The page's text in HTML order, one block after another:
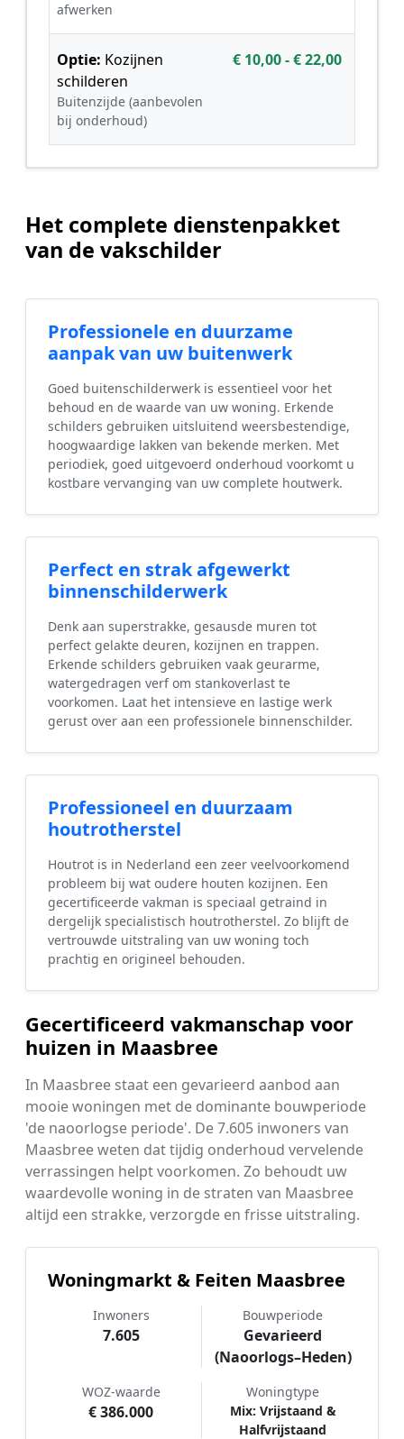
afwerken
Optie: Kozijnen
schilderen
Buitenzijde (aanbevolen
bij onderhoud)
€ 10,00 - € 22,00
Het complete dienstenpakket
van de vakschilder
Professionele en duurzame
aanpak van uw buitenwerk
Goed buitenschilderwerk is essentieel voor het
behoud en de waarde van uw woning. Erkende
schilders gebruiken uitsluitend weersbestendige,
hoogwaardige lakken van bekende merken. Met
periodiek, goed uitgevoerd onderhoud voorkomt u
kostbare vervanging van uw complete houtwerk.
Perfect en strak afgewerkt
binnenschilderwerk
Denk aan superstrakke, gesausde muren tot
perfect gelakte deuren, kozijnen en trappen.
Erkende schilders gebruiken vaak geurarme,
watergedragen verf om stankoverlast te
voorkomen. Laat het intensieve en lastige werk
gerust over aan een professionele binnenschilder.
Professioneel en duurzaam
houtrotherstel
Houtrot is in Nederland een zeer veelvoorkomend
probleem bij wat oudere houten kozijnen. Een
gecertificeerde vakman is speciaal getraind in
dergelijk specialistisch houtrotherstel. Zo blijft de
vertrouwde uitstraling van uw woning toch
prachtig en origineel behouden.
Gecertificeerd vakmanschap voor
huizen in Maasbree
In Maasbree staat een gevarieerd aanbod aan
mooie woningen met de dominante bouwperiode
'de naoorlogse periode'. De 7.605 inwoners van
Maasbree weten dat tijdig onderhoud vervelende
verrassingen helpt voorkomen. Zo behoudt uw
waardevolle woning in de straten van Maasbree
altijd een strakke, verzorgde en frisse uitstraling.
Woningmarkt & Feiten Maasbree
Inwoners
7.605
Bouwperiode
Gevarieerd
(Naoorlogs–Heden)
WOZ-waarde
€ 386.000
Woningtype
Mix: Vrijstaand &
Halfvrijstaand